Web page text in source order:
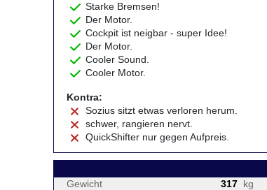
Starke Bremsen!
Der Motor.
Cockpit ist neigbar - super Idee!
Der Motor.
Cooler Sound.
Cooler Motor.
Kontra:
Sozius sitzt etwas verloren herum.
schwer, rangieren nervt.
QuickShifter nur gegen Aufpreis.
Gewicht 317 kg